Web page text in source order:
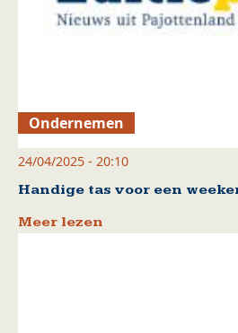
Ondernemen
24/04/2025 - 20:10
Handige tas voor een
Meer lezen